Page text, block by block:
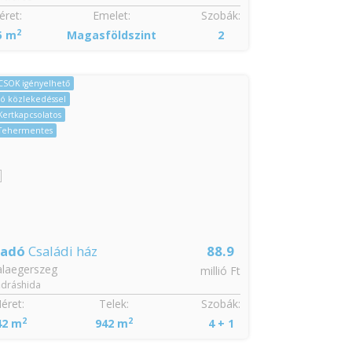
Szobák:
2
m2
Emelet:
Magasföldszint
igényelhető
közlekedéssel
88.9
millió Ft
Családi ház
Szobák:
4 + 1
m2
Telek:
942 m2